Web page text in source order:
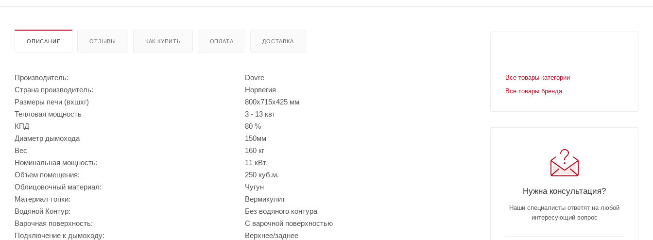
ОПИСАНИЕ ОТЗЫВЫ КАК КУПИТЬ ОПЛАТА ДОСТАВКА
Производитель:
Dovre
Страна производитель:
Норвегия
Размеры печи (вхшхг)
800х715х425 мм
Тепловая мощность
3 - 13 квт
КПД
80 %
Диаметр дымохода
150мм
Вес
160 кг
Номинальная мощность:
11 кВт
Объем помещения:
250 куб.м.
Облицовочный материал:
Чугун
Материал топки:
Вермикулит
Водяной Контур:
Без водяного контура
Варочная поверхность:
С варочной поверхностью
Подключение к дымоходу:
Верхнее/заднее
Все товары категории
Все товары бренда
Нужна консультация?
Наши специалисты ответят на любой
интересующий вопрос